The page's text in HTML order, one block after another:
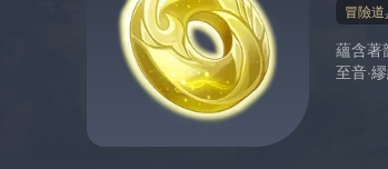
冒險道
蘊含著
至音·